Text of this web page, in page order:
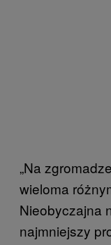
„Na
wieloma
Nieobyczajna
najmniejszy